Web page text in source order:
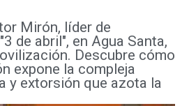
Mirón, líder de
de abril", en Agua Santa,
Descubre cómo
expone la compleja
y extorsión que azota la